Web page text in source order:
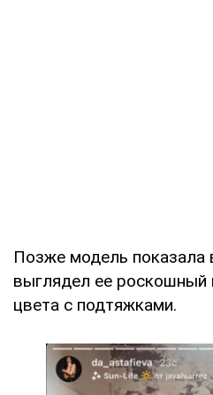
Позже модель показала
выглядел ее роскошный
цвета с подтяжками.